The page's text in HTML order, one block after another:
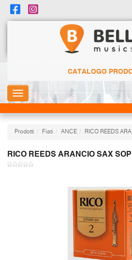
CATALOGO
Toggle
navigation
Prodotti Fiati ANCE RICO REEDS
RICO REEDS ARANCIO SAX